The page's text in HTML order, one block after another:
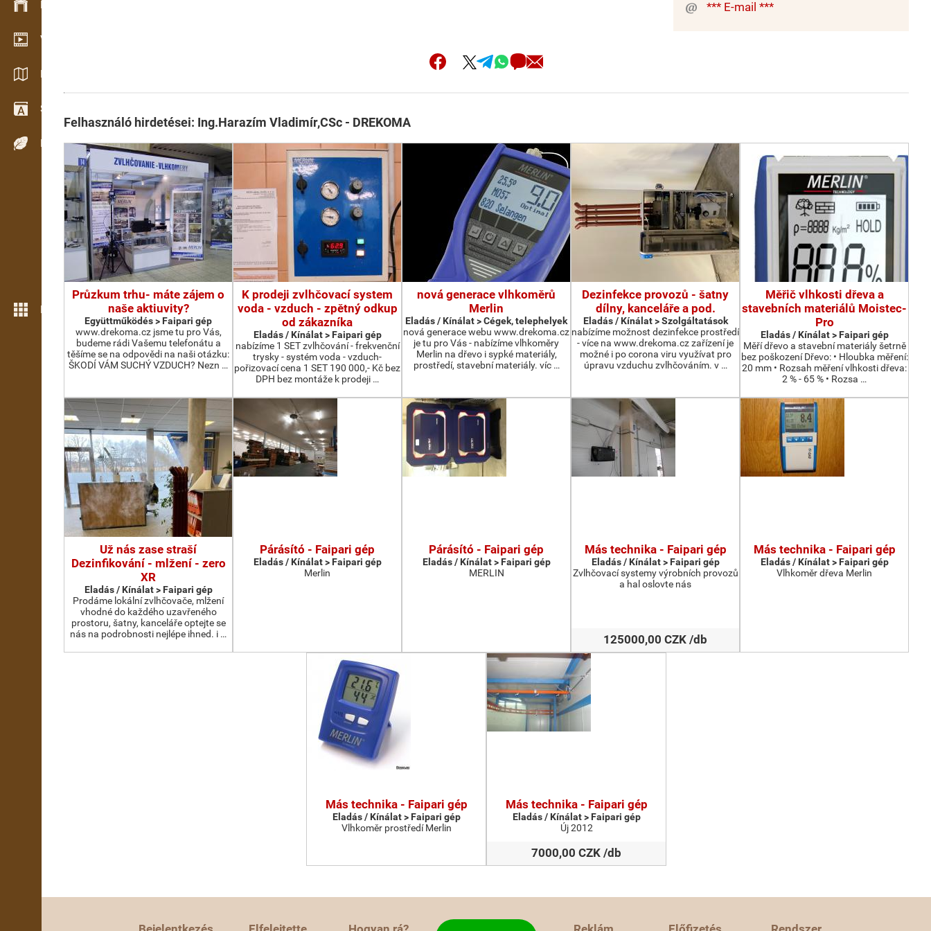
Készlet kezelés
Video bemutatóterem
Katalógusok / Prospektusok
Szótár
Fafajok
Még több funkció
*** E-mail ***
Felhasználó hirdetései: Ing.Harazím Vladimír,CSc - DREKOMA
Průzkum trhu- máte zájem o
naše aktiuvity?
Együttműködés > Faipari gép
www.drekoma.cz jsme tu pro Vás,
budeme rádi Vašemu telefonátu a
těšíme se na odpovědi na naši otázku:
ŠKODÍ VÁM SUCHÝ VZDUCH? Nezn …
K prodeji zvlhčovací system
voda - vzduch - zpětný odkup
od zákazníka
Eladás / Kínálat > Faipari gép
nabízíme 1 SET zvlhčování - frekvenční
trysky - systém voda - vzduch-
pořizovací cena 1 SET 190 000,- Kč bez
DPH bez montáže k prodeji …
nová generace vlhkoměrů
Merlin
Eladás / Kínálat > Cégek, telephelyek
nová generace webu www.drekoma.cz
je tu pro Vás - nabízíme vlhkoměry
Merlin na dřevo i sypké materiály,
prostředí, stavební materiály. víc …
Dezinfekce provozů - šatny
dílny, kanceláře a pod.
Eladás / Kínálat > Szolgáltatások
nabízíme možnost dezinfekce prostředí
- více na www.drekoma.cz zařízení je
možné i po corona viru využívat pro
úpravu vzduchu zvlhčováním. v …
Měřič vlhkosti dřeva a
stavebních materiálů Moistec-
Pro
Eladás / Kínálat > Faipari gép
Měří dřevo a stavební materiály šetrně
bez poškození Dřevo: • Hloubka měření:
20 mm • Rozsah měření vlhkosti dřeva:
2 % - 65 % • Rozsa …
Už nás zase straší
Dezinfikování - mlžení - zero
XR
Eladás / Kínálat > Faipari gép
Prodáme lokální zvlhčovače, mlžení
vhodné do každého uzavřeného
prostoru, šatny, kanceláře optejte se
nás na podrobnosti nejlépe ihned. i …
Párásító - Faipari gép
Eladás / Kínálat > Faipari gép
Merlin
Párásító - Faipari gép
Eladás / Kínálat > Faipari gép
MERLIN
Más technika - Faipari gép
Eladás / Kínálat > Faipari gép
Zvlhčovací systemy výrobních provozů
a hal oslovte nás
125000,00 CZK /db
Más technika - Faipari gép
Eladás / Kínálat > Faipari gép
Vlhkoměr dřeva Merlin
Más technika - Faipari gép
Eladás / Kínálat > Faipari gép
Vlhkoměr prostředí Merlin
Más technika - Faipari gép
Eladás / Kínálat > Faipari gép
Új 2012
7000,00 CZK /db